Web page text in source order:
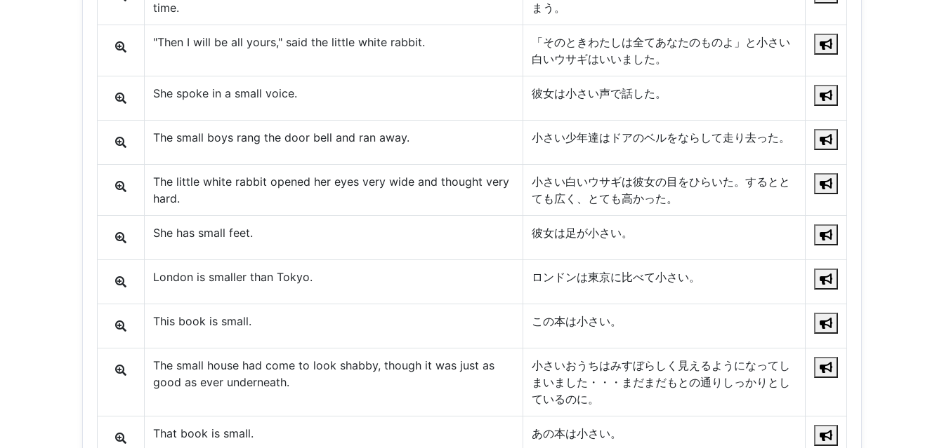
time.
まう。
"Then I will be all yours," said the little white rabbit.
「そのときわたしは全てあなたのものよ」と小さい
白いウサギはいいました。
She spoke in a small voice. 彼女は小さい声で話した。
The small boys rang the door bell and ran away. 小さい少年達はドアのベルをならして走り去った。
The little white rabbit opened her eyes very wide and thought very
hard.
小さい白いウサギは彼女の目をひらいた。するとと
ても広く、とても高かった。
She has small feet. 彼女は足が小さい。
London is smaller than Tokyo. ロンドンは東京に比べて小さい。
This book is small. この本は小さい。
The small house had come to look shabby, though it was just as
good as ever underneath.
小さいおうちはみすぼらしく見えるようになってし
まいました・・・まだまだもとの通りしっかりとし
ているのに。
That book is small. あの本は小さい。